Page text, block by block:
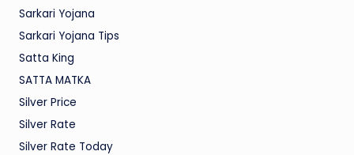
Sarkari Yojana
Sarkari Yojana Tips
Satta King
SATTA MATKA
Silver Price
Silver Rate
Silver Rate Today